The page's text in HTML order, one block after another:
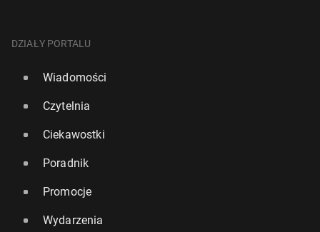
DZIAŁY PORTALU
Wiadomości
Czytelnia
Ciekawostki
Poradnik
Promocje
Wydarzenia